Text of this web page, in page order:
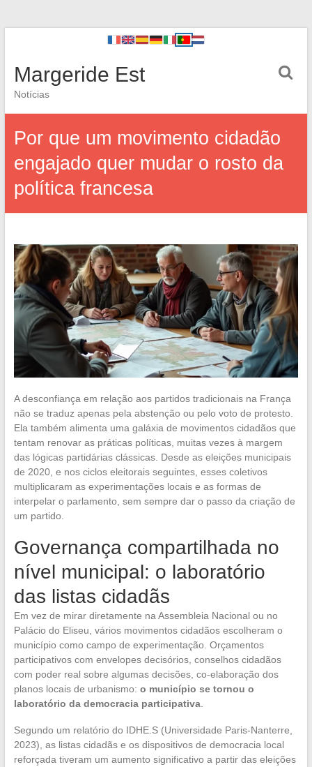
Margeride Est
Notícias
Por que um movimento cidadão
engajado quer mudar o rosto da
política francesa
A desconfiança em relação aos partidos tradicionais na França
não se traduz apenas pela abstenção ou pelo voto de protesto.
Ela também alimenta uma galáxia de movimentos cidadãos que
tentam renovar as práticas políticas, muitas vezes à margem
das lógicas partidárias clássicas. Desde as eleições municipais
de 2020, e nos ciclos eleitorais seguintes, esses coletivos
multiplicaram as experimentações locais e as formas de
interpelar o parlamento, sem sempre dar o passo da criação de
um partido.
Governança compartilhada no
nível municipal: o laboratório
das listas cidadãs
Em vez de mirar diretamente na Assembleia Nacional ou no
Palácio do Eliseu, vários movimentos cidadãos escolheram o
município como campo de experimentação. Orçamentos
participativos com envelopes decisórios, conselhos cidadãos
com poder real sobre algumas decisões, co-elaboração dos
planos locais de urbanismo: o município se tornou o
laboratório da democracia participativa.
Segundo um relatório do IDHE.S (Universidade Paris-Nanterre,
2023), as listas cidadãs e os dispositivos de democracia local
reforçada tiveram um aumento significativo a partir das eleições